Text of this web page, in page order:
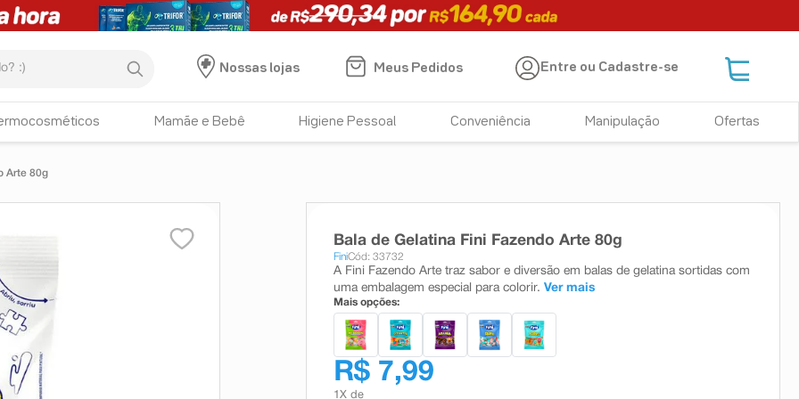
Nossas lojas
Meus Pedidos Entre ou Cadastre-se
Mamãe e Bebê Higiene Pessoal Conveniência Manipulação Ofertas
Arte 80g
Bala de Gelatina Fini Fazendo Arte 80g
FiniCód: 33732
A Fini Fazendo Arte traz sabor e diversão em balas de gelatina sortidas com
uma embalagem especial para colorir. Ver mais
Mais opções:
R$ 7,99
1 X de